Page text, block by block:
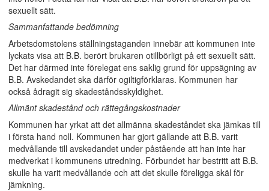
sexuellt sätt.
Sammanfattande bedömning
Arbetsdomstolens ställningstaganden innebär att kommunen inte
lyckats visa att B.B. berört brukaren otillbörligt på ett sexuellt sätt.
Det har därmed inte förelegat ens saklig grund för uppsägning av
B.B. Avskedandet ska därför ogiltigförklaras. Kommunen har
också ådragit sig skadeståndsskyldighet.
Allmänt skadestånd och rättegångskostnader
Kommunen har yrkat att det allmänna skadeståndet ska jämkas till
i första hand noll. Kommunen har gjort gällande att B.B. varit
medvållande till avskedandet under påstående att han inte har
medverkat i kommunens utredning. Förbundet har bestritt att B.B.
skulle ha varit medvållande och att det skulle föreligga skäl för
jämkning.